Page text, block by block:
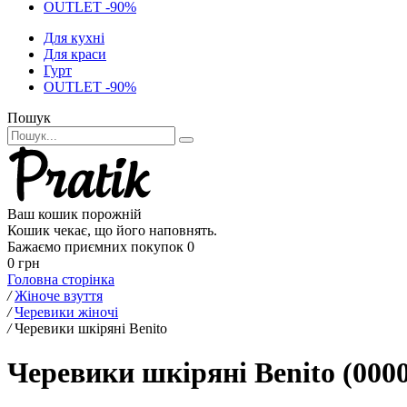
OUTLET -90%
Для кухні
Для краси
Гурт
OUTLET -90%
Пошук
Ваш кошик порожній
Кошик чекає, що його наповнять.
Бажаємо приємних покупок 0
0 грн
Головна сторінка
/ Жіноче взуття
/ Черевики жіночі
/ Черевики шкіряні Benito
Черевики шкіряні Benito